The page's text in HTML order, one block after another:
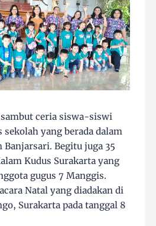
ceria siswa-siswi
sekolah yang berada dalam
Banjarsari. Begitu juga 35
Kudus Surakarta yang
gugus 7 Manggis.
Natal yang diadakan di
Surakarta pada tanggal 8